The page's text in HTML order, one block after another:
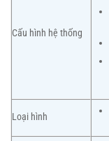
Cấu hình hệ thống
Loại hình